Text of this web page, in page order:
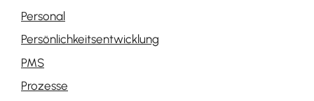
Personal
Persönlichkeitsentwicklung
PMS
Prozesse